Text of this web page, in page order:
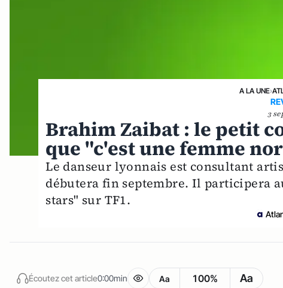
A LA UNE›
3
Brahim Zaibat : le petit
que "c'est une femme
Le danseur lyonnais est consultant
débutera fin septembre. Il participera
stars" sur TF1.
Écoutez cet article0:00min Aa 100% Aa